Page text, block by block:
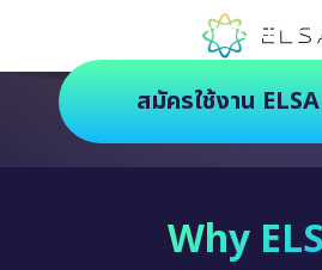
ตัวช่วยฝึกภาษายุคใหม่
สมัครใช้งาน
Why